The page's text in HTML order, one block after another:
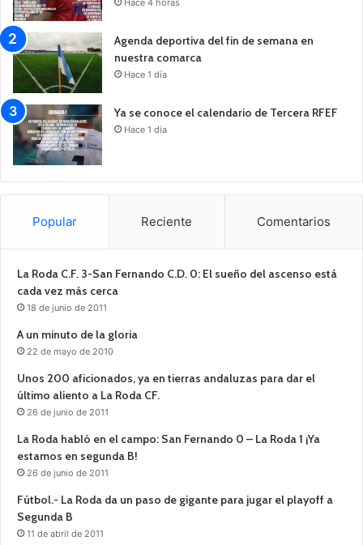
Agenda deportiva del fin de semana en
nuestra comarca
Hace 1 día
Ya se conoce el calendario de Tercera RFEF
Hace 1 día
Popular Reciente Comentarios
La Roda C.F. 3-San Fernando C.D. 0: El sueño del ascenso está
cada vez más cerca
18 de junio de 2011
A un minuto de la gloria
22 de mayo de 2010
Unos 200 aficionados, ya en tierras andaluzas para dar el
último aliento a La Roda CF.
26 de junio de 2011
La Roda habló en el campo: San Fernando 0 – La Roda 1 ¡Ya
estamos en segunda B!
26 de junio de 2011
Fútbol.- La Roda da un paso de gigante para jugar el playoff a
Segunda B
11 de abril de 2011